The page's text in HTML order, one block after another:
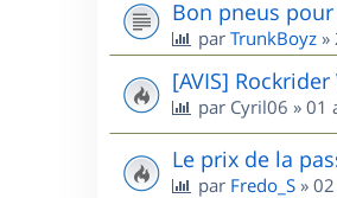
Bon pneus
par TrunkBoyz »
[AVIS]
par Cyril06 » 01
Le prix de la
par Fredo_S »